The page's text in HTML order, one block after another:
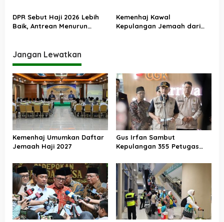
DPR Sebut Haji 2026 Lebih
Baik, Antrean Menurun
Kemenhaj Kawal
Kepulangan Jemaah dari
Jangan Lewatkan
Kemenhaj Umumkan Daftar
Jemaah Haji 2027
Gus Irfan Sambut
Kepulangan 355 Petugas